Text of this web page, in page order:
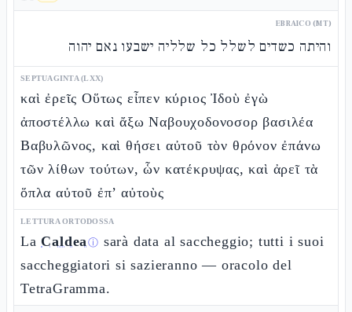
EBRAICO (MT)
והיתה כשדים לשלל כל שלליה ישבעו נאם יהוה
SEPTUAGINTA (LXX)
καὶ ἐρεῖς Οὕτως εἶπεν κύριος Ἰδοὺ ἐγὼ
ἀποστέλλω καὶ ἄξω Ναβουχοδονοσορ βασιλέα
Βαβυλῶνος, καὶ θήσει αὐτοῦ τὸν θρόνον ἐπάνω
τῶν λίθων τούτων, ὧν κατέκρυψας, καὶ ἀρεῖ τὰ
ὅπλα αὐτοῦ ἐπ’ αὐτοὺς
LETTURA ORTODOSSA
La Caldeaⓘ sarà data al saccheggio; tutti i suoi
saccheggiatori si sazieranno — oracolo del
TetraGramma.